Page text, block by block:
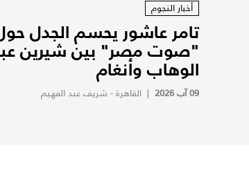
أخبار النجوم
تامر عاشور يحسم الجدل
"صوت مصر" بين شيرين
الوهاب وأنغام
09 آب 2026 | القاهرة - شريف عبد الفهيم